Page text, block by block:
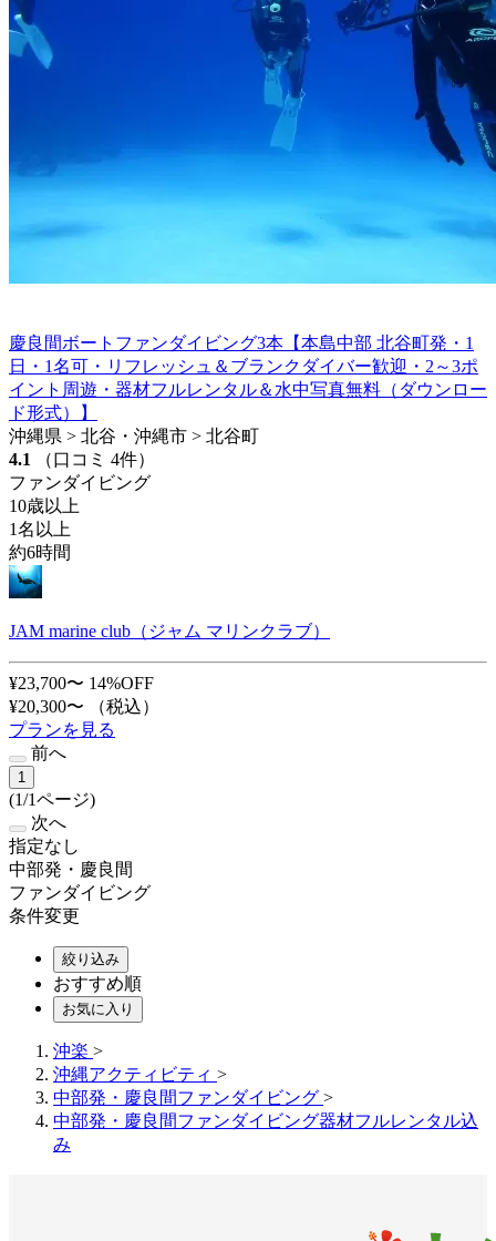
慶良間ボートファンダイビング3本【本島中部 北谷町発・1
日・1名可・リフレッシュ＆ブランクダイバー歓迎・2～3ポ
イント周遊・器材フルレンタル＆水中写真無料（ダウンロー
ド形式）】
沖縄県 > 北谷・沖縄市 > 北谷町
4.1
（口コミ 4件）
ファンダイビング
10歳以上
1名以上
約6時間
JAM marine club（ジャム マリンクラブ）
¥23,700〜 14%OFF
¥20,300〜
（税込）
プランを見る
前へ
1
(1/1ページ)
次へ
指定なし
中部発・慶良間
ファンダイビング
条件変更
絞り込み
おすすめ順
お気に入り
沖楽 >
沖縄アクティビティ >
中部発・慶良間ファンダイビング >
中部発・慶良間ファンダイビング器材フルレンタル込
み